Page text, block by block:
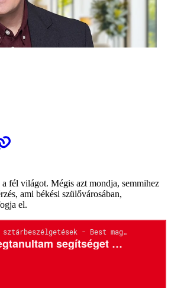
fél világot. Mégis azt mondja, semmihez
ami békési szülővárosában,
el.